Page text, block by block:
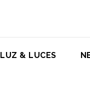
LUZ & LUCES